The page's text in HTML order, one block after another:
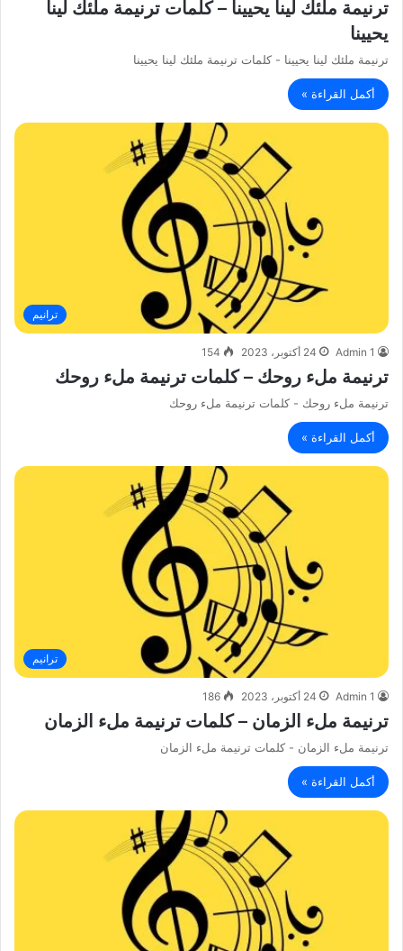
ترنيمة ملئك لينا يحيينا – كلمات ترنيمة ملئك لينا
يحيينا
ترنيمة ملئك لينا يحيينا - كلمات ترنيمة ملئك لينا يحيينا
أكمل القراءة »
ترانيم
Admin 1 24 أكتوبر، 2023 154
ترنيمة ملء روحك – كلمات ترنيمة ملء روحك
ترنيمة ملء روحك - كلمات ترنيمة ملء روحك
أكمل القراءة »
ترانيم
Admin 1 24 أكتوبر، 2023 186
ترنيمة ملء الزمان – كلمات ترنيمة ملء الزمان
ترنيمة ملء الزمان - كلمات ترنيمة ملء الزمان
أكمل القراءة »